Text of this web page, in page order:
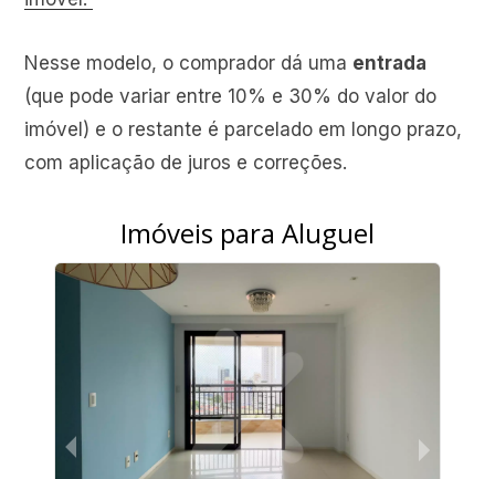
Nesse modelo, o comprador dá uma entrada
(que pode variar entre 10% e 30% do valor do
imóvel) e o restante é parcelado em longo prazo,
com aplicação de juros e correções.